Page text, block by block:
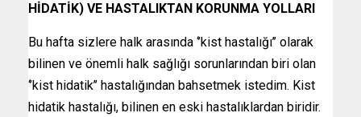
HİDATİK) VE HASTALIKTAN KORUNMA YOLLARI
Bu hafta sizlere halk arasında ‘’kist hastalığı’’ olarak
bilinen ve önemli halk sağlığı sorunlarından biri olan
‘’kist hidatik’’ hastalığından bahsetmek istedim. Kist
hidatik hastalığı, bilinen en eski hastalıklardan biridir.